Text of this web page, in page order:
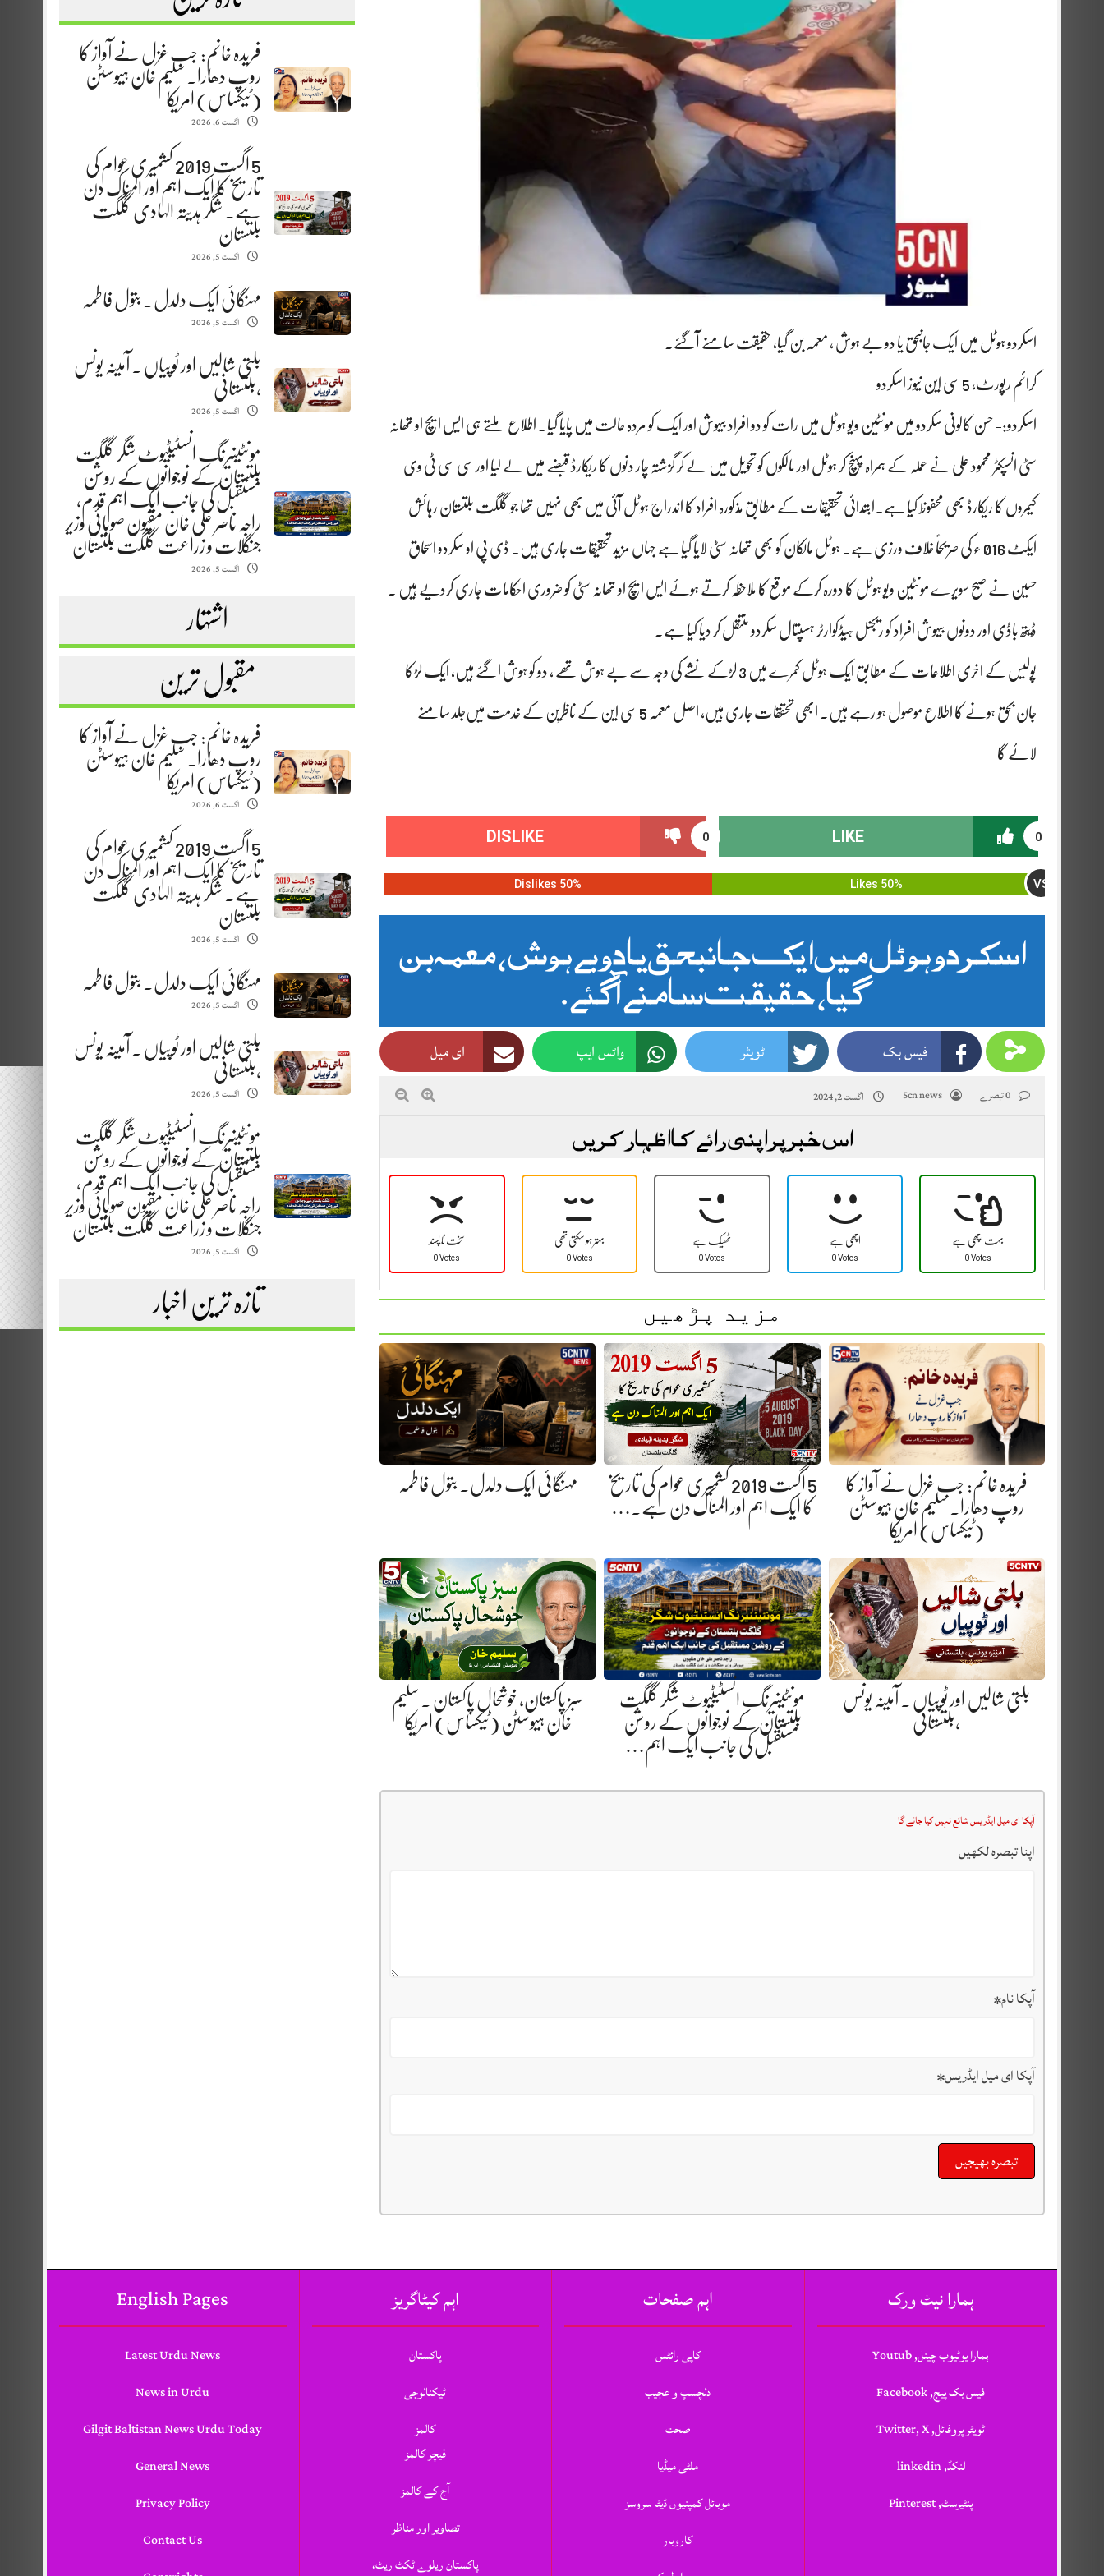
فریدہ خانم: جب غزل نے آواز کا
روپ دھارا. سلیم خان ہیوسٹن
(ٹیکساس) امریکا
اگست 6, 2026
5 اگست 2019 کشمیری عوام کی
تاریخ کا ایک اہم اور المناک دن
ہے. شگر ہدیتہ الہادی گلگت
بلتستان
اگست 5, 2026
مہنگائی ایک دلدل. بتول فاطمہ
اگست 5, 2026
بلتی شالیں اور ٹوپیاں . آمینہ یونس
،بلتستانی
اگست 5, 2026
مونٹینیرنگ انسٹیٹیوٹ شگر گلگت
بلتستان کے نوجوانوں کے روشن
مستقبل کی جانب ایک اہم قدم،
راجہ ناصر علی خان مقپون صوبائی وزیر
جنگلات و زراعت گلگت بلتستان
اگست 5, 2026
اشتہار
مقبول ترین
فریدہ خانم: جب غزل نے آواز کا
روپ دھارا. سلیم خان ہیوسٹن
(ٹیکساس) امریکا
اگست 6, 2026
5 اگست 2019 کشمیری عوام کی
تاریخ کا ایک اہم اور المناک دن
ہے. شگر ہدیتہ الہادی گلگت
بلتستان
اگست 5, 2026
مہنگائی ایک دلدل. بتول فاطمہ
اگست 5, 2026
بلتی شالیں اور ٹوپیاں . آمینہ یونس
،بلتستانی
اگست 5, 2026
مونٹینیرنگ انسٹیٹیوٹ شگر گلگت
بلتستان کے نوجوانوں کے روشن
مستقبل کی جانب ایک اہم قدم،
راجہ ناصر علی خان مقپون صوبائی وزیر
جنگلات و زراعت گلگت بلتستان
اگست 5, 2026
تازہ ترین اخبار
اسکردو ہوٹل میں ایک جانبحق یا دو بے ہوش ، معمہ بن گیا، حقیقت سامنے آگئے.
کرائم رپورٹ، 5 سی این نیوز اسکردو
اسکردو:- حسن کالونی سکردو میں مونٹین ویو ہوٹل میں رات کو دو افراد بیہوش اور ایک کو مردہ حالت میں پایا گیا۔ اطلاع ملتے ہی ایس ایچ او تھانہ
سٹی انسپکٹر محمود علی نے عملہ کے ہمراہ پہنچ کر ہوٹل اور مالکوں کو تحویل میں لے کر گزشتہ چار دنوں کا ریکارڈ قبضے میں لے لیا اور سی سی ٹی وی
کیمروں کا ریکارڈ بھی محفوظ کیا ہے۔ابتدائی تحقیقات کے مطابق مذکورہ افراد کا اندراج ہوٹل آئی میں بھی نہیں تھا جو گلگت بلتستان رہائش
ایکٹ 016 ء کی صریحاً خلاف ورزی ہے۔ ہوٹل مالکان کو بھی تھانہ سٹی لایا گیا ہے جہاں مزید تحقیقات جاری ہیں۔ ڈی پی او سکردو اسحاق
حسین نے صبح سویرے مونٹین ویو ہوٹل کا دورہ کرکے موقع کا ملاحظہ کرتے ہوئے ایس ایچ او تھانہ سٹی کو ضروری احکامات جاری کردیے ہیں ۔
ڈیتھ باڈی اور دونوں بیہوش افراد کو ریجنل ہیڈکوارٹر ہسپتال سکردو منتقل کر دیا کیا ہے۔
پولیس کے اخری اطلاعات کے مطابق ایک ہوٹل کمرے میں 3 لڑکے نشے کی وجہ سے بے ہوش تھے ، دو کو ہوش اگئے ہیں‌، ایک لڑکا
جان بحق ہونے کا اطلاع موصول ہو رہے ہیں. ابھی تحققات جاری ہیں، اصل معمہ 5 سی این کے ناظرین کے خدمت میں‌جلد سامنے
لائے گا
0
LIKE
0
DISLIKE
50% Likes VS
50% Dislikes
اسکردو ہوٹل میں ایک جانبحق یا دو بے ہوش ، معمہ بن
گیا، حقیقت سامنے آگئے.
فیس بک ٹویٹر واٹس ایپ ای میل
5cn news اگست 2, 2024
اس خبر پر اپنی رائے کا اظہار کریں
سخت نا پسند
0 Votes
بہتر ہو سکتی تھی
0 Votes
ٹھیک ہے
0 Votes
اچھی ہے
0 Votes
بہت اچھی ہے
0 Votes
مزید پڑھیں
فریدہ خانم: جب غزل نے آواز کا
روپ دھارا. سلیم خان ہیوسٹن
(ٹیکساس) امریکا
5 اگست 2019 کشمیری عوام کی تاریخ
کا ایک اہم اور المناک دن ہے.…
مہنگائی ایک دلدل. بتول فاطمہ
بلتی شالیں اور ٹوپیاں . آمینہ یونس
،بلتستانی
مونٹینیرنگ انسٹیٹیوٹ شگر گلگت
بلتستان کے نوجوانوں کے روشن
مستقبل کی جانب ایک اہم…
سبز پاکستان، خوشحال پاکستان . سلیم
خان ہیوسٹن (ٹیکساس) امریکا
آپکا ای میل ایڈریس شائع نہیں کیا جائے گا
اپنا تبصرہ لکھیں
آپکا نام*
آپکا ای میل ایڈریس*
English Pages
Latest Urdu News
News in Urdu
Gilgit Baltistan News Urdu Today
General News
Privacy Policy
Contact Us
اہم کیٹاگریز
پاکستان
ٹیکنالوجی
کالمز
فیچر کالمز
آج کے کالمز
تصاویر اور مناظر
پاکستان ریلوے ٹکٹ ریٹ،
اہم صفحات
کاپی رائٹس
دلچسپ و عجیب
صحت
ملٹی میڈیا
موبائل کمپنیوں ڈیٹا سروسز
کاروبار
ہمارا نیٹ ورک
ہمارا یوٹیوب چینل, Youtub
فیس بک پیج, Facebook
ٹویٹر پروفائل, Twitter, X
لنکڈ, linkedin
پنٹیرسٹ, Pinterest